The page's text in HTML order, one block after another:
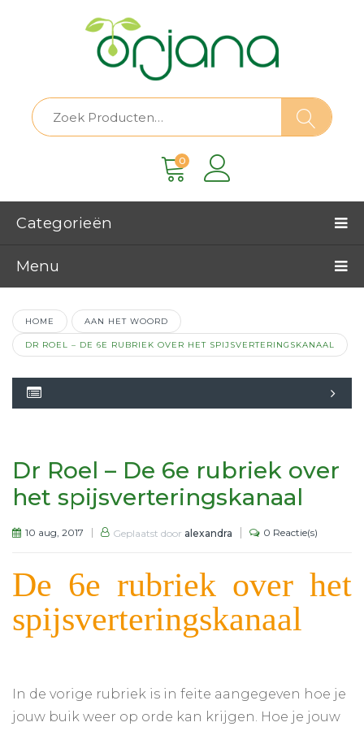
0
Categorieën
Menu
HOME AAN HET WOORD
DR ROEL – DE 6E RUBRIEK OVER HET SPIJSVERTERINGSKANAAL
Dr Roel – De 6e rubriek over
het spijsverteringskanaal
10 aug, 2017 Geplaatst door alexandra 0 Reactie(s)
De 6e rubriek over het
spijsverteringskanaal
In de vorige rubriek is in feite aangegeven hoe je
jouw buik weer op orde kan krijgen. Hoe je jouw